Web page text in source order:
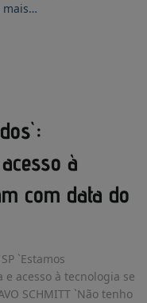
mais…
à
com data do
`Estamos
acesso à tecnologia se
SCHMITT `Não tenho